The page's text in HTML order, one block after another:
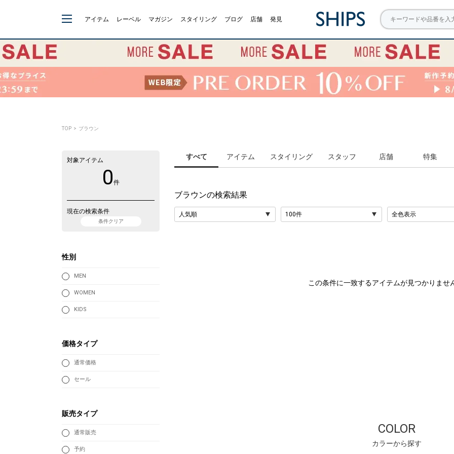
アイテム レーベル マガジン スタイリング ブログ 店舗 発見
TOP > ブラウン
すべて アイテム スタイリング スタッフ 店舗 特集
ブラウンの検索結果
この条件に一致するアイテムが見つかりませ
COLOR
カラーから探す
対象アイテム
0件
現在の検索条件
条件クリア
性別
MEN
WOMEN
KIDS
価格タイプ
通常価格
セール
販売タイプ
通常販売
予約